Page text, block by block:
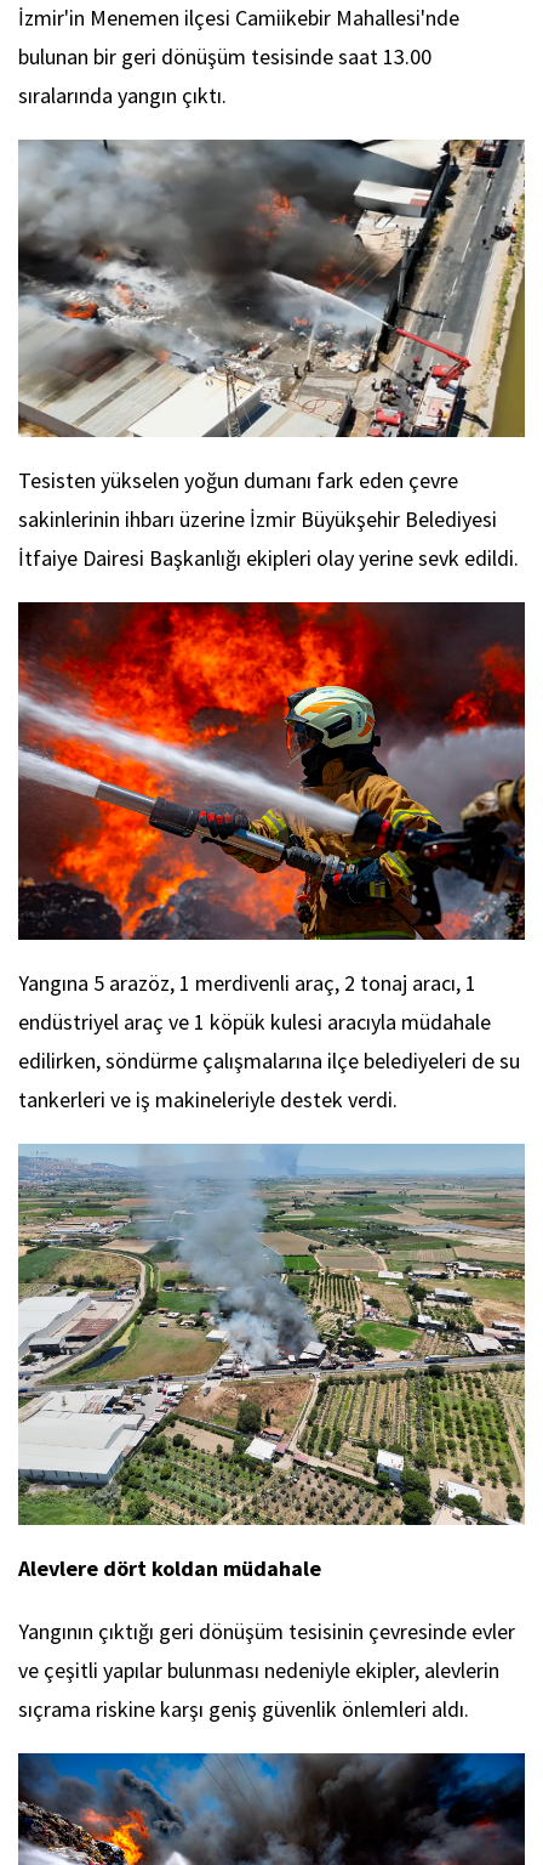
İzmir'in Menemen ilçesi Camiikebir Mahallesi'nde
bulunan bir geri dönüşüm tesisinde saat 13.00
sıralarında yangın çıktı.
Tesisten yükselen yoğun dumanı fark eden çevre
sakinlerinin ihbarı üzerine İzmir Büyükşehir Belediyesi
İtfaiye Dairesi Başkanlığı ekipleri olay yerine sevk edildi.
Yangına 5 arazöz, 1 merdivenli araç, 2 tonaj aracı, 1
endüstriyel araç ve 1 köpük kulesi aracıyla müdahale
edilirken, söndürme çalışmalarına ilçe belediyeleri de su
tankerleri ve iş makineleriyle destek verdi.
Alevlere dört koldan müdahale
Yangının çıktığı geri dönüşüm tesisinin çevresinde evler
ve çeşitli yapılar bulunması nedeniyle ekipler, alevlerin
sıçrama riskine karşı geniş güvenlik önlemleri aldı.